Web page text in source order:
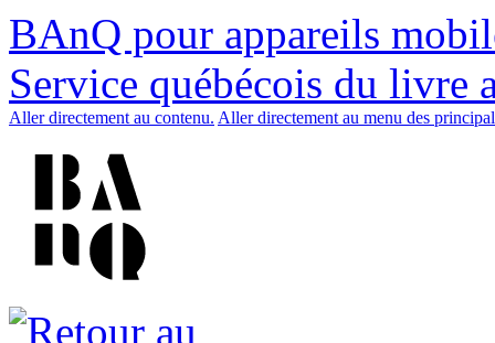
BAnQ pour appareils
Service québécois du livre
Aller directement au contenu. Aller directement au menu des